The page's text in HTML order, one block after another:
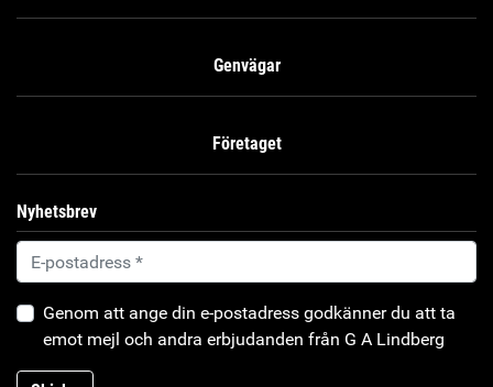
Genvägar
Företaget
Nyhetsbrev
Genom att ange din e-postadress godkänner du att ta
emot mejl och andra erbjudanden från G A Lindberg